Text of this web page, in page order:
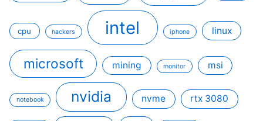
cpu hackers intel iphone linux
microsoft mining monitor msi
notebook nvidia nvme rtx 3080